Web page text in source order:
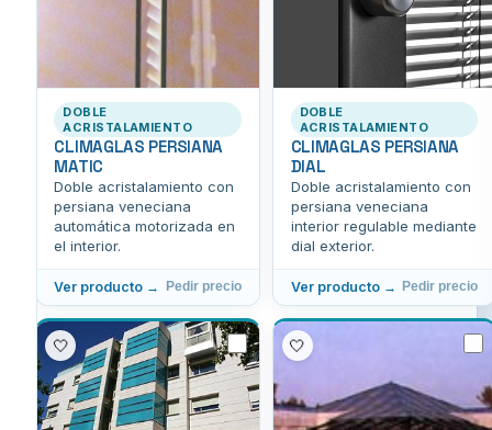
DOBLE
ACRISTALAMIENTO
CLIMAGLAS PERSIANA
MATIC
Doble acristalamiento con
persiana veneciana
automática motorizada en
el interior.
Ver producto → Pedir precio
DOBLE
ACRISTALAMIENTO
CLIMAGLAS PERSIANA
DIAL
Doble acristalamiento con
persiana veneciana
interior regulable mediante
dial exterior.
Ver producto → Pedir precio
🤍 🤍